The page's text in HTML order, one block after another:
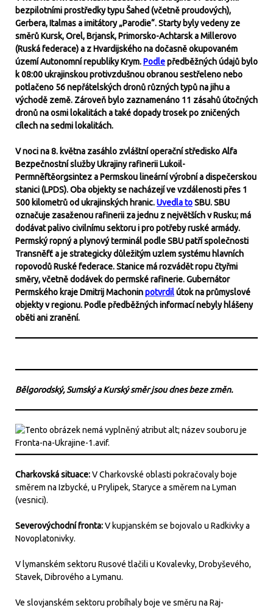
bezpilotními prostředky typu Šahed (včetně proudových),
Gerbera, Italmas a imitátory „Parodie“. Starty byly vedeny ze
směrů Kursk, Orel, Brjansk, Primorsko-Achtarsk a Millerovo
(Ruská federace) a z Hvardijského na dočasně okupovaném
území Autonomní republiky Krym.Podlepředběžných údajů bylo
k 08:00 ukrajinskou protivzdušnou obranou sestřeleno nebo
potlačeno 56 nepřátelských dronů různých typů na jihu a
východě země. Zároveň bylo zaznamenáno 11 zásahů útočných
dronů na osmi lokalitách a také dopady trosek po zničených
cílech na sedmi lokalitách.
V noci na 8. května zasáhlo zvláštní operační středisko Alfa
Bezpečnostní služby Ukrajiny rafinerii Lukoil-
Permněftěorgsintez a Permskou lineární výrobní a dispečerskou
stanici (LPDS). Oba objekty se nacházejí ve vzdálenosti přes 1
500 kilometrů od ukrajinských hranic.Uvedla toSBU. SBU
označuje zasaženou rafinerii za jednu z největších v Rusku; má
dodávat palivo civilnímu sektoru i pro potřeby ruské armády.
Permský ropný a plynový terminál podle SBU patří společnosti
Transněfť a je strategicky důležitým uzlem systému hlavních
ropovodů Ruské federace. Stanice má rozvádět ropu čtyřmi
směry, včetně dodávek do permské rafinerie. Gubernátor
Permského kraje Dmitrij Machoninpotvrdilútok na průmyslové
objekty v regionu. Podle předběžných informací nebyly hlášeny
oběti ani zranění.
Bělgorodský, Sumský a Kurský směr jsou dnes beze změn.
Charkovská situace:V Charkovské oblasti pokračovaly boje
směrem na Izbycké, u Prylipek, Staryce a směrem na Lyman
(vesnici).
Severovýchodní fronta:V kupjanském se bojovalo u Radkivky a
Novoplatonivky.
V lymanském sektoru Rusové tlačili u Kovalevky, Drobyševého,
Stavek, Dibrového a Lymanu.
Ve slovjanském sektoru probíhaly boje ve směru na Raj-